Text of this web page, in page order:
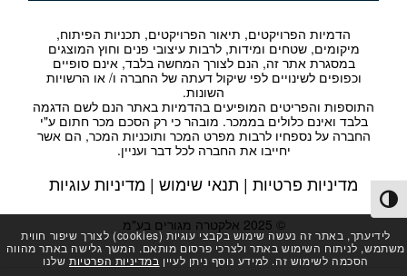
הפעל/כבה ניגודיות גבוהה
הדמיות הפרויקטים, תיאור הפרויקטים, תכניות הפיתוח,
מיקומים, שטחים ומידות, לרבות עיצובי פנים וחוץ המוצגים
במסגרת אתר זה, הנם לצורך המחשה בלבד, אינם סופיים
וכפופים לשינויים לפי שיקול דעתה של החברה ו/ או הרשויות
השונות.
התוספות והפריטים המופיעים בהדמיות באתר הנם לשם הדגמה
בלבד ואינם כלולים בממכר. מובהר כי רק הסכם מכר חתום ע"י
החברה על נספחיו לרבות מפרט המכר ותוכניות המכר, הם אשר
יחייבו את החברה לכל דבר ועניין.
מדיניות פרטיות | תנאי שימוש | מדיניות עוגיות
© 2025 אלקטרה מגורים בע"מ
לידיעתך, באתר זה נעשה שימוש בקבצי עוגיות (cookies) לצורך שיפור חווית
משתמש, לניתוח השימוש באתר ולצרכי פרסום מותאם. המשך גלישה באתר מהווה
הסכמה לשימוש זה. למידע נוסף ניתן לעיין במדיניות הפרטיות שלנו